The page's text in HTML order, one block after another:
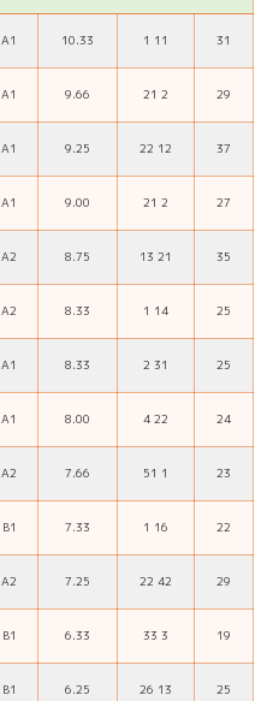
A1 10.33 1 11 31
A1 9.66 21 2 29
A1 9.25 22 12 37
A1 9.00 21 2 27
A2 8.75 13 21 35
A2 8.33 1 14 25
A1 8.33 2 31 25
A1 8.00 4 22 24
A2 7.66 51 1 23
B1 7.33 1 16 22
A2 7.25 22 42 29
B1 6.33 33 3 19
B1 6.25 26 13 25